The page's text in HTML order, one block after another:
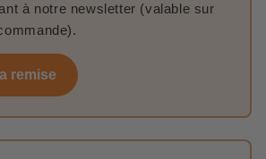
à notre newsletter (valable sur
remise